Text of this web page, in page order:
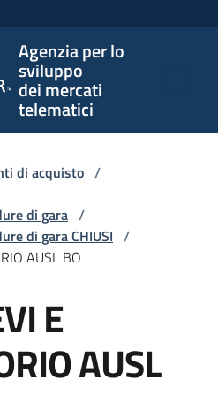
Agenzia per lo
sviluppo
dei mercati
telematici
di acquisto /
di gara /
di gara CHIUSI /
AUSL BO
E
AUSL